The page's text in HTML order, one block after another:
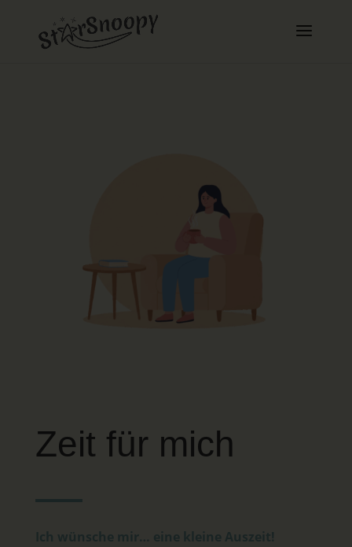
Zeit für mich
Ich wünsche mir… eine kleine Auszeit!